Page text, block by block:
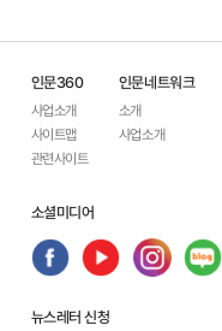
인문360
사업소개
사이트맵
관련사이트
인문네트워크
소개
사업소개
소셜미디어
뉴스레터 신청